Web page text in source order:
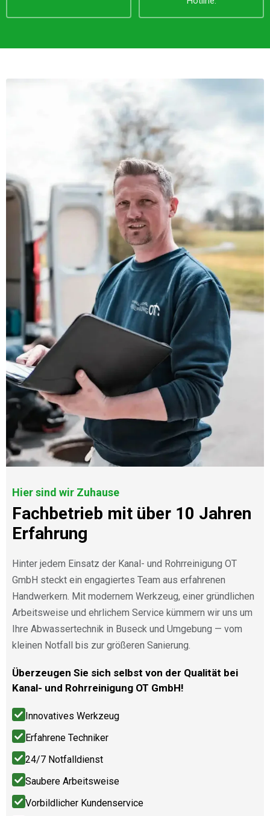
Hier sind wir Zuhause
Fachbetrieb mit über 10 Jahren
Erfahrung
Hinter jedem Einsatz der Kanal- und Rohrreinigung OT
GmbH steckt ein engagiertes Team aus erfahrenen
Handwerkern. Mit modernem Werkzeug, einer gründlichen
Arbeitsweise und ehrlichem Service kümmern wir uns um
Ihre Abwassertechnik in Buseck und Umgebung — vom
kleinen Notfall bis zur größeren Sanierung.
Überzeugen Sie sich selbst von der Qualität bei
Kanal- und Rohrreinigung OT GmbH!
Innovatives Werkzeug
Erfahrene Techniker
24/7 Notfalldienst
Saubere Arbeitsweise
Vorbildlicher Kundenservice